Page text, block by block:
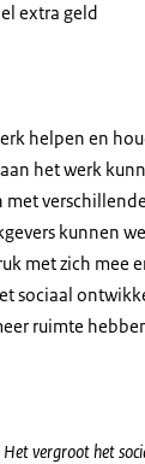
extra geld
helpen en
het werk
kunnen
met zich mee
sociaal
ruimte
vergroot het